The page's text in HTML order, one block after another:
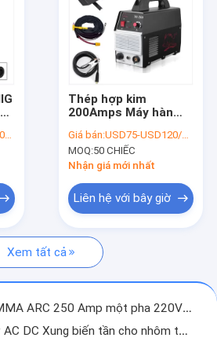
động
chìm
Thép hợp kim
200Amps Máy hàn
được phê duyệt
Giá bán:USD75-USD120/PC
MOQ:50 CHIẾC
Nhận giá mới nhất
Liên hệ với bây giờ
Xem tất cả
250 Amp một pha 220V cho que 4.0mm
Xung biến tần cho nhôm thép không gỉ